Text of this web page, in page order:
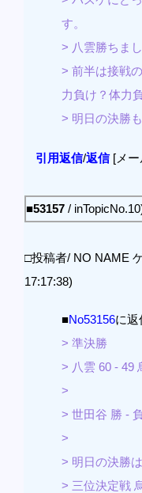
す。
> 八雲勝ちまし
> 前半は接戦
力負け？体力
> 明日の決勝
引用返信/返信[メー
■53157 /
□投稿者/ NO NAME
17:17:38)
■No53156に返
> 準決勝
> 八雲 60 - 49
>
> 世田谷 勝 -
>
> 明日の決勝
> 三位決定戦